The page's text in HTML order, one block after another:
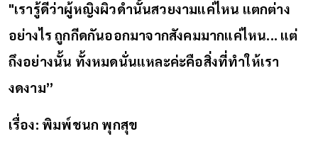
"เรารู้ดีว่าผู้หญิงผิวดำนั้นสวยงามแค่ไหน แตกต่าง
อย่างไร ถูกกีดกันออกมาจากสังคมมากแค่ไหน... แต่
ถึงอย่างนั้น ทั้งหมดนั่นแหละค่ะคือสิ่งที่ทำให้เรา
งดงาม”
เรื่อง: พิมพ์ชนก พุกสุข